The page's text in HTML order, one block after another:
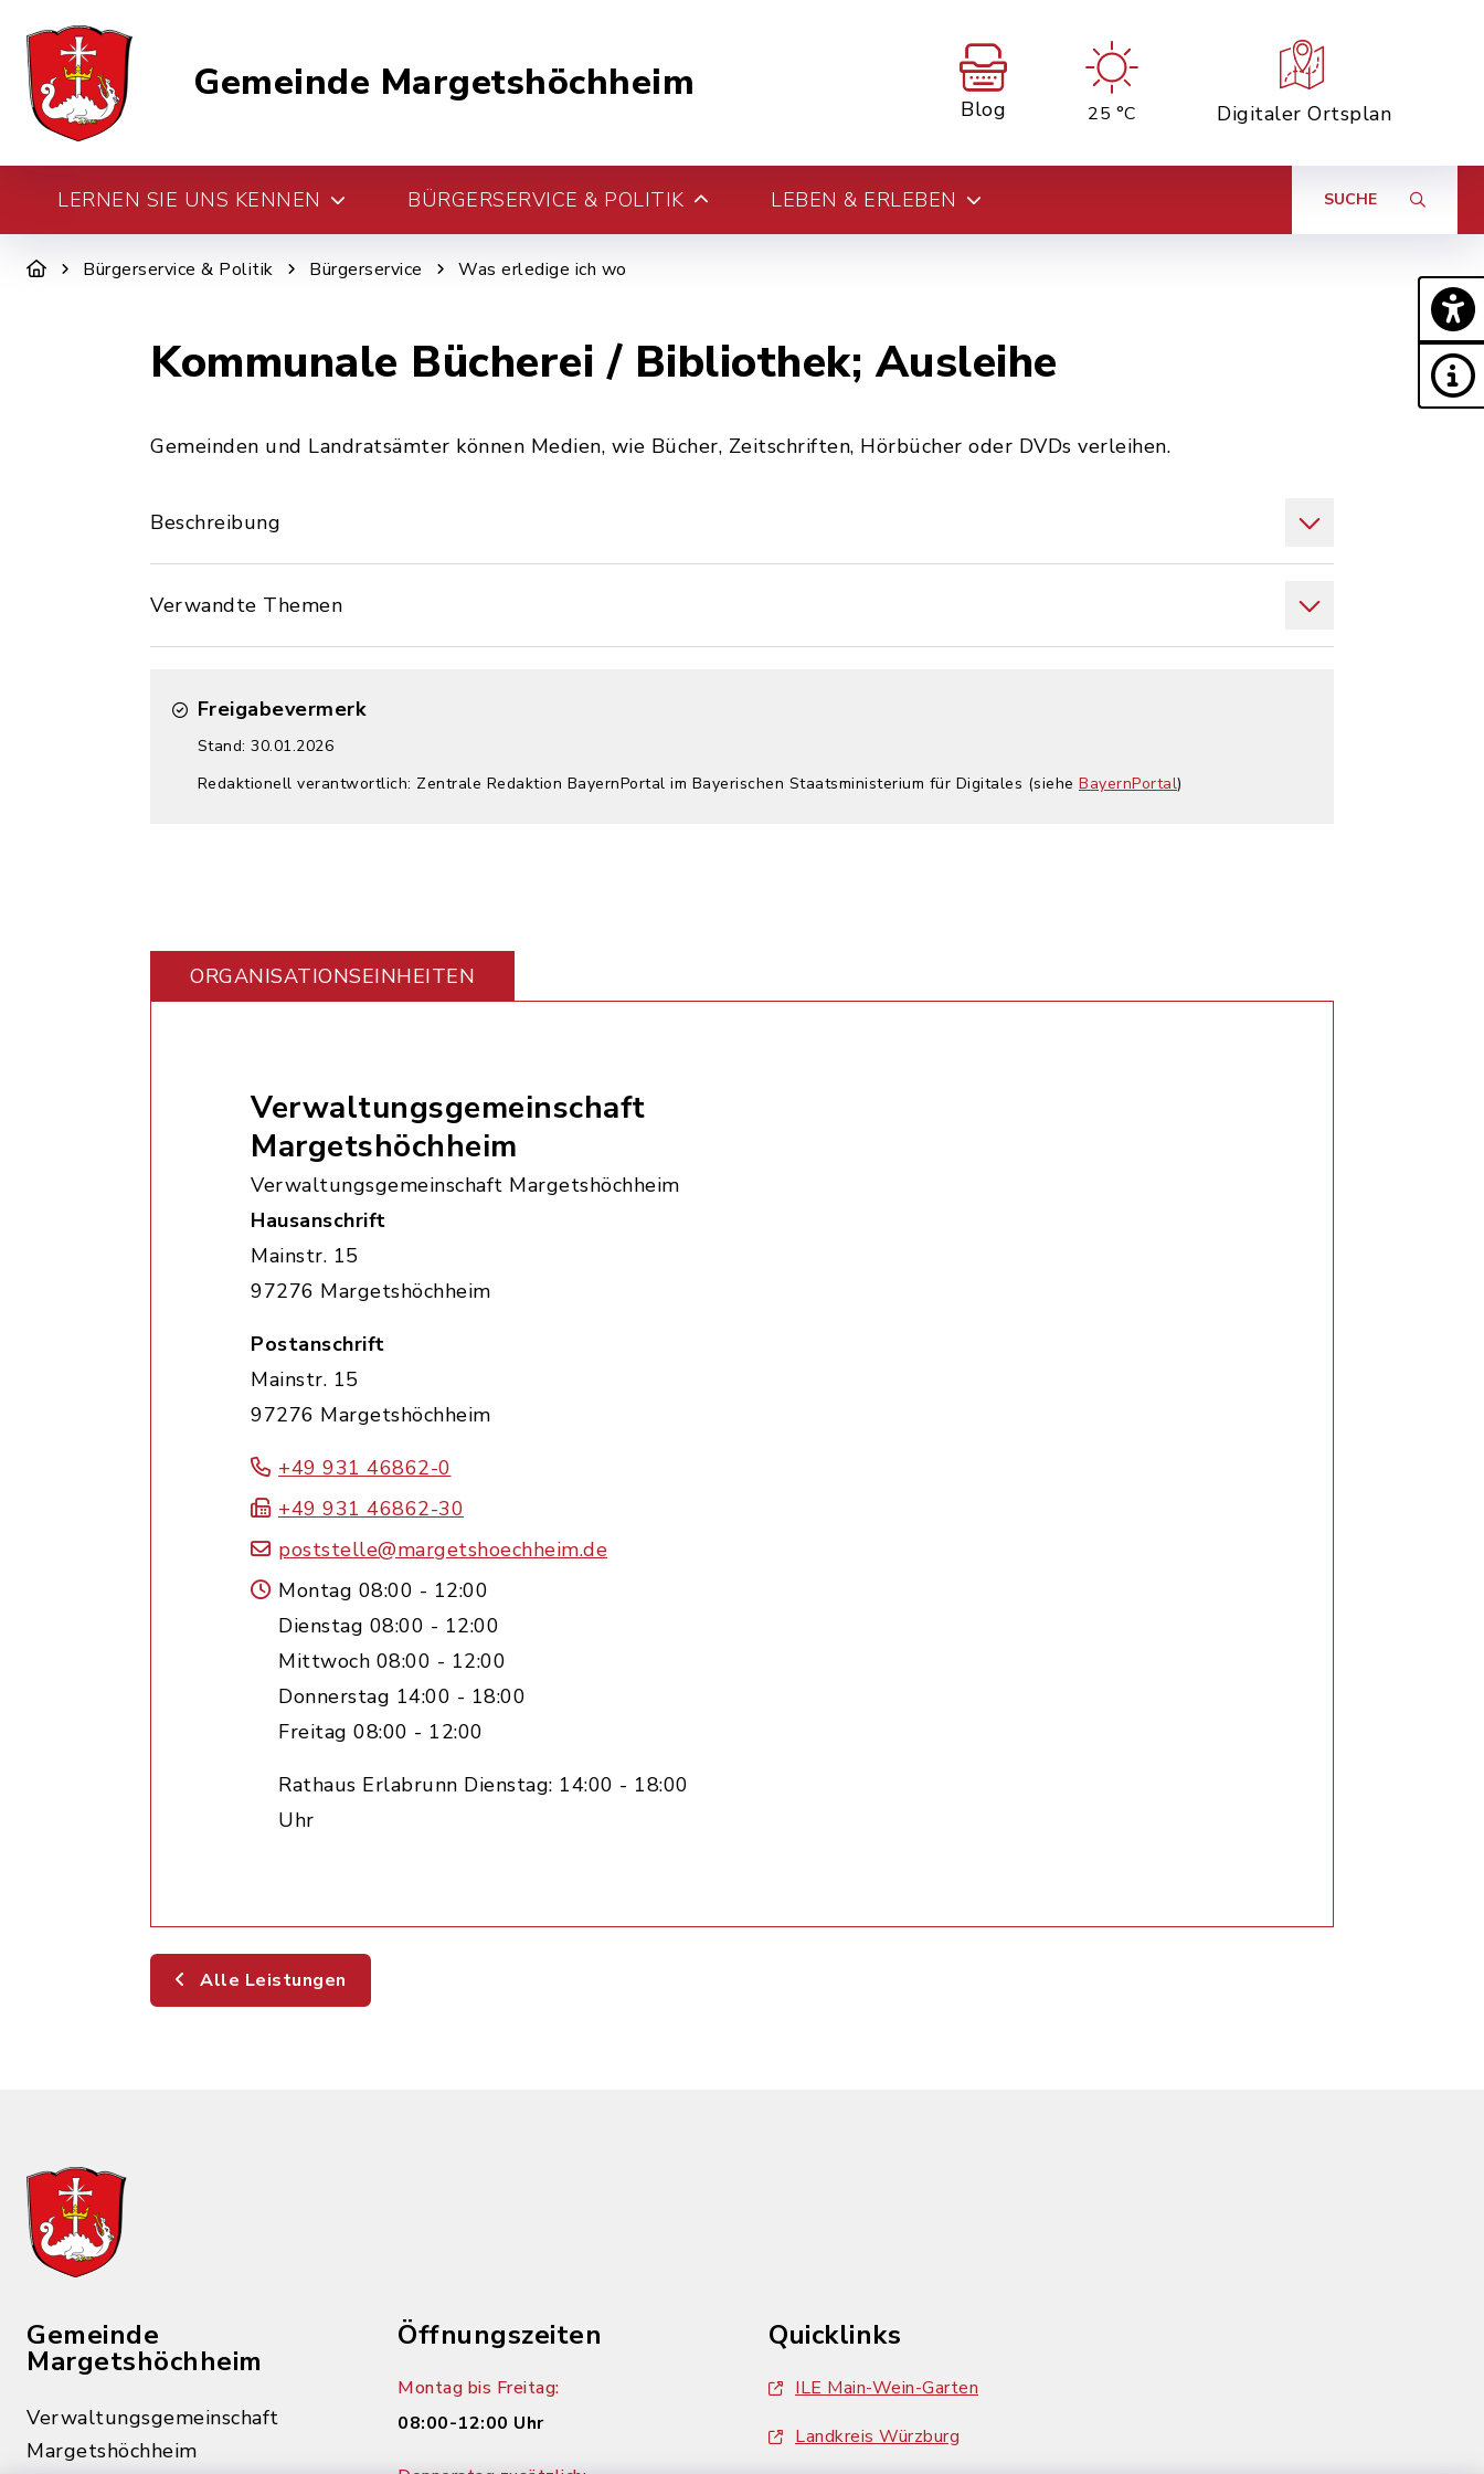
Gemeinde Margetshöchheim
Blog 25 °C Digitaler Ortsplan
LERNEN SIE UNS KENNEN BÜRGERSERVICE & POLITIK LEBEN & ERLEBEN SUCHE
Bürgerservice & Politik Bürgerservice Was erledige ich wo
Kommunale Bücherei / Bibliothek; Ausleihe
Gemeinden und Landratsämter können Medien, wie Bücher, Zeitschriften, Hörbücher oder DVDs verleihen.
Beschreibung
Verwandte Themen
Freigabevermerk
Stand: 30.01.2026
Redaktionell verantwortlich: Zentrale Redaktion BayernPortal im Bayerischen Staatsministerium für Digitales (siehe BayernPortal)
ORGANISATIONS­EINHEITEN
Verwaltungsgemeinschaft
Margetshöchheim
Verwaltungsgemeinschaft Margetshöchheim
Hausanschrift
Mainstr. 15
97276 Margetshöchheim
Postanschrift
Mainstr. 15
97276 Margetshöchheim
+49 931 46862-0
+49 931 46862-30
poststelle@margetshoechheim.de
Montag 08:00 - 12:00
Dienstag 08:00 - 12:00
Mittwoch 08:00 - 12:00
Donnerstag 14:00 - 18:00
Freitag 08:00 - 12:00
Rathaus Erlabrunn Dienstag: 14:00 - 18:00
Uhr
Alle Leistungen
Gemeinde
Margetshöchheim
Verwaltungsgemeinschaft
Margetshöchheim
Öffnungszeiten
Montag bis Freitag:
08:00-12:00 Uhr
Quicklinks
ILE Main-Wein-Garten
Landkreis Würzburg